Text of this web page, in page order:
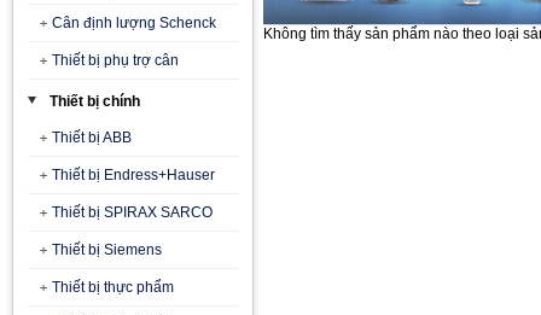
Cân định lượng Schenck
Thiết bị phụ trợ cân
Thiết bị chính
Thiết bị ABB
Thiết bị Endress+Hauser
Thiết bị SPIRAX SARCO
Thiết bị Siemens
Thiết bị thực phẩm
Không tìm thấy sản phẩm nào theo loại